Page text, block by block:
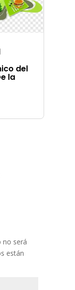
del
la
no será
están